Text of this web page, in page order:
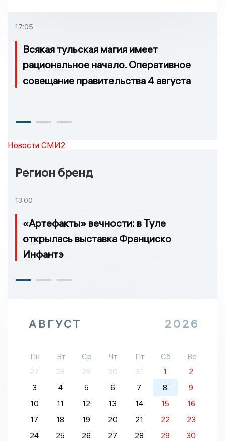
17:05
Всякая тульская магия имеет
рациональное начало. Оперативное
совещание правительства 4 августа
Новости СМИ2
Регион бренд
13:00
«Артефакты» вечности: в Туле
открылась выставка Франциско
Инфантэ
АВГУСТ 2026
Пн Вт Ср Чт Пт Сб
Вс
27
28 29 30 31 1
2
3
4 5 6 7 8
9
10
11 12 13 14 15
16
17
18 19 20 21 22
23
24
25 26 27 28 29
30